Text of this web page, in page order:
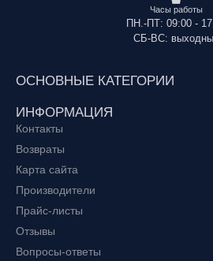
Часы работы
ПН.-ПТ: 09:00 -
СБ-ВС:
ОСНОВНЫЕ КАТЕГОРИИ
ИНФОРМАЦИЯ
Контакты
Возвраты
Карта сайта
Производители
Прайс-листы
Отзывы
Вопросы-ответы